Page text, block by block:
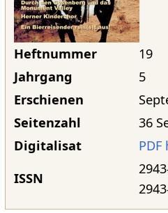
Heftnummer
19
Jahrgang
5
Erschienen
Seitenzahl
36
Digitalisat
ISSN